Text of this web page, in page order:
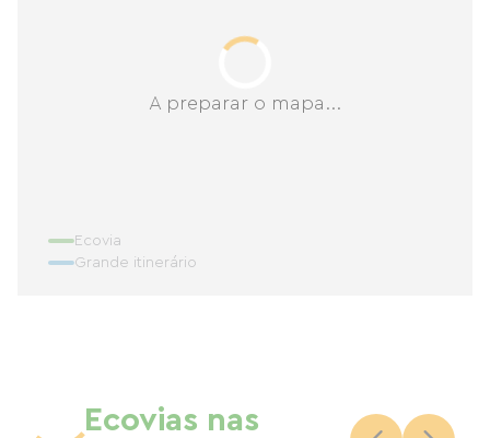
A preparar o mapa...
Ecovia
Grande itinerário
Ecovias nas